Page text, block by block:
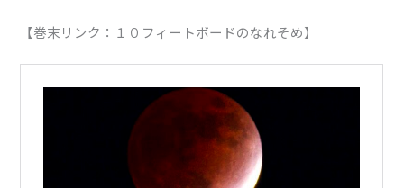
【巻末リンク：１０フィートボードのなれそめ】